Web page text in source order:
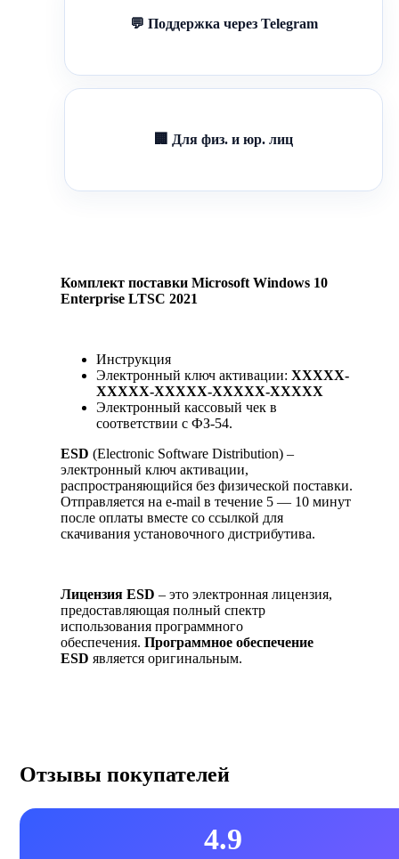
💬 Поддержка через Telegram
🏢 Для физ. и юр. лиц
Комплект поставки Microsoft Windows 10
Enterprise LTSC 2021
Инструкция
Электронный ключ активации: XXXXX-
XXXXX-XXXXX-XXXXX-XXXXX
Электронный кассовый чек в
соответствии с ФЗ-54.
ESD (Electronic Software Distribution) –
электронный ключ активации,
распространяющийся без физической поставки.
Отправляется на e-mail в течение 5 — 10 минут
после оплаты вместе со ссылкой для
скачивания установочного дистрибутива.
Лицензия ESD – это электронная лицензия,
предоставляющая полный спектр
использования программного
обеспечения. Программное обеспечение
ESD является оригинальным.
Отзывы покупателей
4.9